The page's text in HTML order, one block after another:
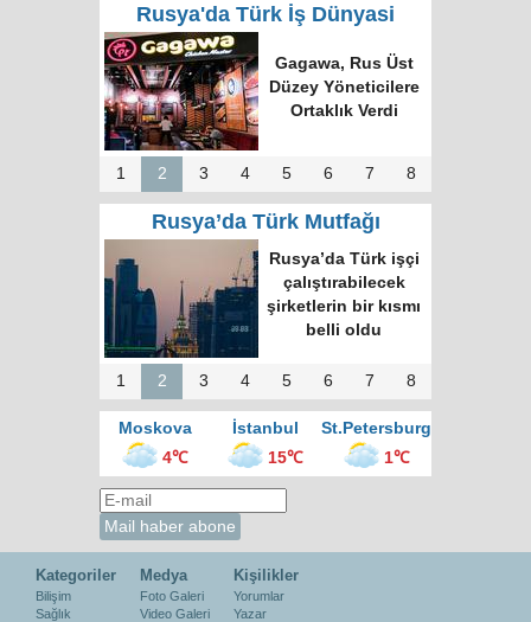
Rusya'da Türk İş Dünyasi
Türk Dünyasında
Tek Bilgi Alanı
Hedefi: Bişkek
Zirvesi ve Yeni
İnsiyatifler
1 2 3 4 5 6 7 8
Rusya’da Türk Mutfağı
Moskova’nın en
büyük kültür
merkezinde “Türk
Kahvesi Gecesi”
düzenlendi
1 2 3 4 5 6 7 8
Moskova İstanbul
St.Petersburg
4℃
15℃ 1℃
Kategoriler
Bilişim
Sağlık
Medya
Foto Galeri
Video Galeri
Kişilikler
Yorumlar
Yazar